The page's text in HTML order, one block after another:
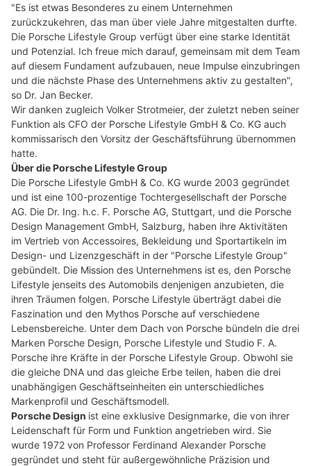
"Es ist etwas Besonderes zu einem Unternehmen
zurückzukehren, das man über viele Jahre mitgestalten durfte.
Die Porsche Lifestyle Group verfügt über eine starke Identität
und Potenzial. Ich freue mich darauf, gemeinsam mit dem Team
auf diesem Fundament aufzubauen, neue Impulse einzubringen
und die nächste Phase des Unternehmens aktiv zu gestalten",
so Dr. Jan Becker.
Wir danken zugleich Volker Strotmeier, der zuletzt neben seiner
Funktion als CFO der Porsche Lifestyle GmbH & Co. KG auch
kommissarisch den Vorsitz der Geschäftsführung übernommen
hatte.
Über die Porsche Lifestyle Group
Die Porsche Lifestyle GmbH & Co. KG wurde 2003 gegründet
und ist eine 100-prozentige Tochtergesellschaft der Porsche
AG. Die Dr. Ing. h.c. F. Porsche AG, Stuttgart, und die Porsche
Design Management GmbH, Salzburg, haben ihre Aktivitäten
im Vertrieb von Accessoires, Bekleidung und Sportartikeln im
Design- und Lizenzgeschäft in der "Porsche Lifestyle Group"
gebündelt. Die Mission des Unternehmens ist es, den Porsche
Lifestyle jenseits des Automobils denjenigen anzubieten, die
ihren Träumen folgen. Porsche Lifestyle überträgt dabei die
Faszination und den Mythos Porsche auf verschiedene
Lebensbereiche. Unter dem Dach von Porsche bündeln die drei
Marken Porsche Design, Porsche Lifestyle und Studio F. A.
Porsche ihre Kräfte in der Porsche Lifestyle Group. Obwohl sie
die gleiche DNA und das gleiche Erbe teilen, haben die drei
unabhängigen Geschäftseinheiten ein unterschiedliches
Markenprofil und Geschäftsmodell.
Porsche Design ist eine exklusive Designmarke, die von ihrer
Leidenschaft für Form und Funktion angetrieben wird. Sie
wurde 1972 von Professor Ferdinand Alexander Porsche
gegründet und steht für außergewöhnliche Präzision und